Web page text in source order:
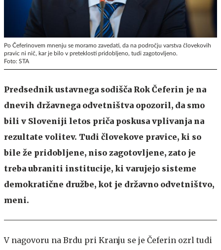
Po Čeferinovem mnenju se moramo zavedati, da na področju varstva človekovih
pravic ni nič, kar je bilo v preteklosti pridobljeno, tudi zagotovljeno.
Foto: STA
Predsednik ustavnega sodišča Rok Čeferin je na
dnevih državnega odvetništva opozoril, da smo
bili v Sloveniji letos priča poskusa vplivanja na
rezultate volitev. Tudi človekove pravice, ki so
bile že pridobljene, niso zagotovljene, zato je
treba ubraniti institucije, ki varujejo sisteme
demokratične družbe, kot je državno odvetništvo,
meni.
V nagovoru na Brdu pri Kranju se je Čeferin ozrl tudi